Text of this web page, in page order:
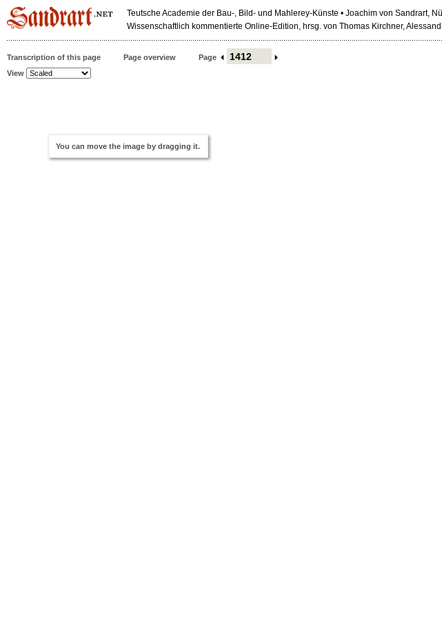
Teutsche Academie der Bau-, Bild- und Mahlerey-Künste • Joachim von Sandrart,
Wissenschaftlich kommentierte Online-Edition, hrsg. von Thomas Kirchner,
Transcription of this page Page overview
Page
View
You can move the image by dragging it.